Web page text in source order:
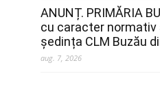
ANUNȚ. PRIMĂRIA
cu caracter normativ
ședința CLM Buzău
aug. 7, 2026